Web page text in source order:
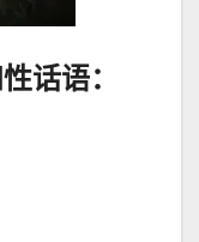
话语：